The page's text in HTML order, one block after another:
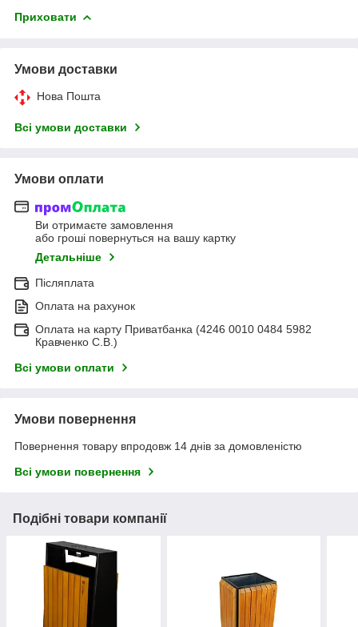
Приховати
Умови доставки
Нова Пошта
Всі умови доставки
Умови оплати
Ви отримаєте замовлення
або гроші повернуться на вашу картку
Детальніше
Післяплата
Оплата на рахунок
Оплата на карту Приватбанка (4246 0010 0484 5982
Кравченко С.В.)
Всі умови оплати
Умови повернення
Повернення товару впродовж 14 днів за домовленістю
Всі умови повернення
Подібні товари компанії